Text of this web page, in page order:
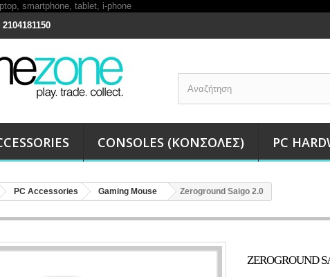
2104181150
CONSOLES (ΚΟΝΣΌΛΕΣ) PC
PC Accessories Gaming Mouse Zeroground Saigo 2.0
ZEROGROUND